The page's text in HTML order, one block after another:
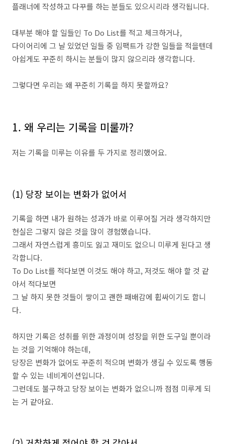
플래너에 작성하고 다꾸를 하는 분들도 있으시리라 생각됩니다.
대부분 해야 할 일들인 To Do List를 적고 체크하거나,
다이어리에 그 날 있었던 일들 중 임팩트가 강한 일들을 적을텐데
아쉽게도 꾸준히 하시는 분들이 많지 않으리라 생각합니다.
그렇다면 우리는 왜 꾸준히 기록을 하지 못할까요?
1. 왜 우리는 기록을 미룰까?
저는 기록을 미루는 이유를 두 가지로 정리했어요.
(1) 당장 보이는 변화가 없어서
기록을 하면 내가 원하는 성과가 바로 이루어질 거라 생각하지만
현실은 그렇지 않은 것을 많이 경험했습니다.
그래서 자연스럽게 흥미도 잃고 재미도 없으니 미루게 된다고 생
각합니다.
To Do List를 적다보면 이것도 해야 하고, 저것도 해야 할 것 같
아서 적다보면
그 날 하지 못한 것들이 쌓이고 괜한 패배감에 휩싸이기도 합니
다.
하지만 기록은 성취를 위한 과정이며 성장을 위한 도구일 뿐이라
는 것을 기억해야 하는데,
당장은 변화가 없어도 꾸준히 적으며 변화가 생길 수 있도록 행동
할 수 있는 네비게이션입니다.
그런데도 불구하고 당장 보이는 변화가 없으니까 점점 미루게 되
는 거 같아요.